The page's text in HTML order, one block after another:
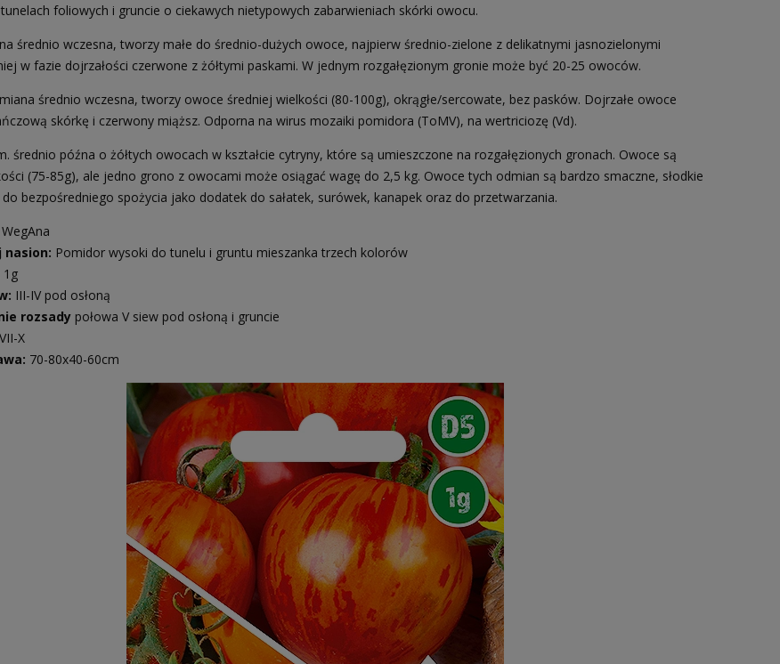
foliowych i gruncie o ciekawych nietypowych zabarwieniach skórki owocu.
średnio wczesna, tworzy małe do średnio-dużych owoce, najpierw średnio-zielone z delikatnymi jasnozielonymi
w fazie dojrzałości czerwone z żółtymi paskami. W jednym rozgałęzionym gronie może być 20-25 owoców.
średnio wczesna, tworzy owoce średniej wielkości (80-100g), okrągłe/sercowate, bez pasków. Dojrzałe owoce
skórkę i czerwony miąższ. Odporna na wirus mozaiki pomidora (ToMV), na wertriciozę (Vd).
średnio późna o żółtych owocach w kształcie cytryny, które są umieszczone na rozgałęzionych gronach. Owoce są
(75-85g), ale jedno grono z owocami może osiągać wagę do 2,5 kg. Owoce tych odmian są bardzo smaczne, słodkie
bezpośredniego spożycia jako dodatek do sałatek, surówek, kanapek oraz do przetwarzania.
WegAna
nasion: Pomidor wysoki do tunelu i gruntu mieszanka trzech kolorów
1g
III-IV pod osłoną
rozsady połowa V siew pod osłoną i gruncie
VII-X
70-80x40-60cm